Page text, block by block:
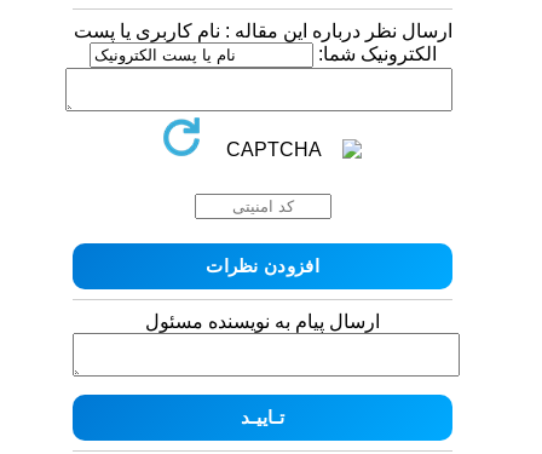
ارسال نظر درباره این مقاله : نام کاربری یا پست
الکترونیک شما:
ارسال پیام به نویسنده مسئول